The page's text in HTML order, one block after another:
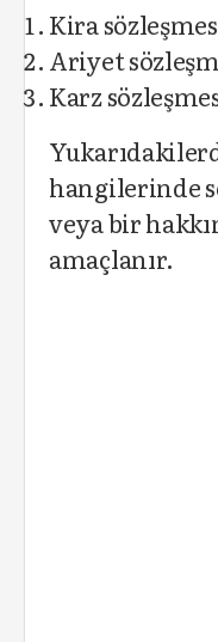
Kira
Ariyet
Karz
hangilerinde
veya bir
amaçlanır.